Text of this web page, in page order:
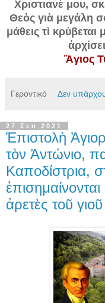
Χριστιανὲ μου,
Θεὸς γιὰ μεγάλη
μάθεις τὶ
Ἅγιος
Γεροντικό Δεν
27 Σεπ 2021
Ἐπιστολὴ
τὸν Ἀντώνιο,
Καποδίστρια,
ἐπισημαίνονται
ἀρετὲς τοῦ